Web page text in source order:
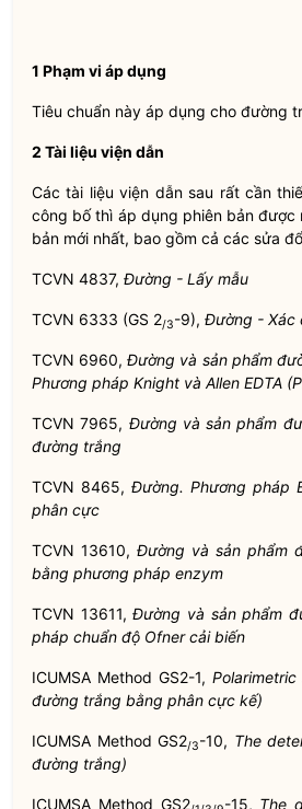
1 Phạm vi áp dụng
Tiêu chuẩn này áp dụng cho đường
2 Tài liệu viện dẫn
Các tài liệu viện dẫn sau rất cần
công bố thì áp dụng phiên bản
bản mới nhất, bao gồm cả các sửa
TCVN 4837, Đường - Lấy mẫu
TCVN 6333 (GS 2/3-9), Đường - Xác
TCVN 6960,Đường và sản phẩm
Phương pháp Knight và Allen EDTA
TCVN 7965, Đường và sản phẩm
đường trắng
TCVN 8465, Đường. Phương pháp
phân cực
TCVN 13610, Đường và sản phẩm
bằng phương pháp enzym
TCVN 13611,Đường và sản phẩm
pháp chuẩn độ Ofner cải biến
ICUMSA Method GS2-1,
đường trắng bằng phân cực kế)
ICUMSA Method GS2/3-10, The
đường trắng)
ICUMSA Method GS2 -15, The